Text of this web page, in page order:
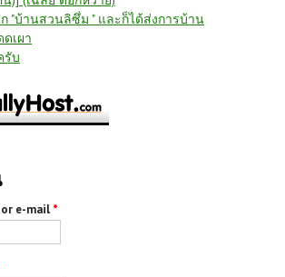
ก "บ้านสวนลิซึ่ม " และก็ได้ส่งการบ้าน
เผา
รับ
or e-mail *